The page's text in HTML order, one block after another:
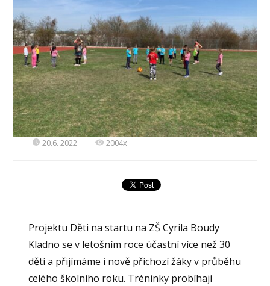
20.6. 2022 2004x
Projektu Děti na startu na ZŠ Cyrila Boudy
Kladno se v letošním roce účastní více než 30
dětí a přijímáme i nově příchozí žáky v průběhu
celého školního roku. Tréninky probíhají